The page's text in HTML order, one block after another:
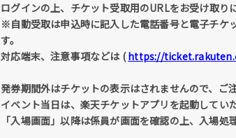
ログインの上、チケット受取用のURLをお受け取り
※自動受取は申込時に記入した電話番号と電子チケ
す。
対応端末、注意事項などは (https://
発券期間外はチケットの表示はされませんので、ご
イベント当日は、楽天チケットアプリを起動してい
「入場画面」以降は係員が画面を確認の上、入場処